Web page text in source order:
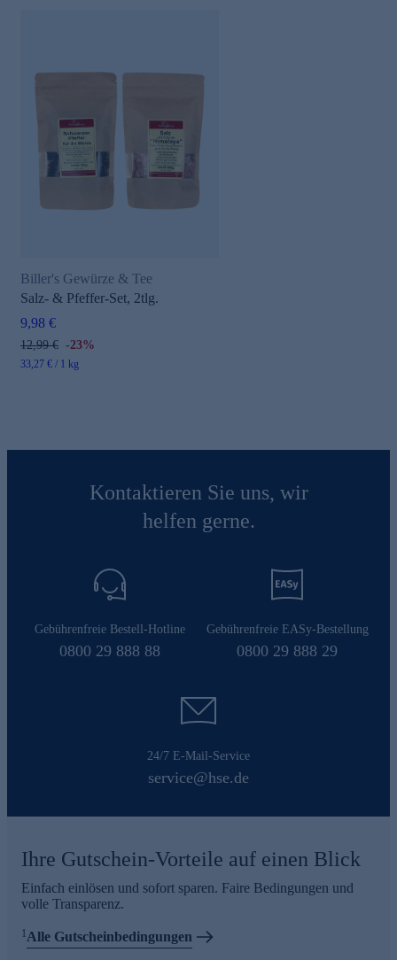
Biller's Gewürze & Tee
Salz- & Pfeffer-Set, 2tlg.
9,98 €
12,99 € -23%
33,27 € / 1 kg
Kontaktieren Sie uns, wir
helfen gerne.
Gebührenfreie Bestell-Hotline
0800 29 888 88
Gebührenfreie EASy-Bestellung
0800 29 888 29
24/7 E-Mail-Service
service@hse.de
Ihre Gutschein-Vorteile auf einen Blick
Einfach einlösen und sofort sparen. Faire Bedingungen und
volle Transparenz.
1Alle Gutscheinbedingungen